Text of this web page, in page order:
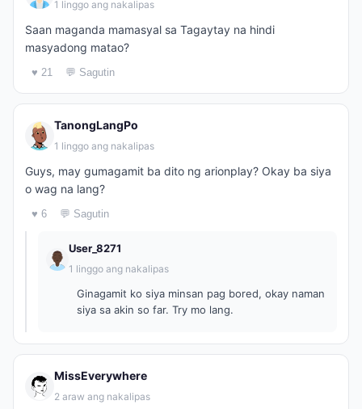
1 linggo ang nakalipas
Saan maganda mamasyal sa Tagaytay na hindi
masyadong matao?
♥ 21 💬 Sagutin
TanongLangPo
1 linggo ang nakalipas
Guys, may gumagamit ba dito ng arionplay? Okay ba siya
o wag na lang?
♥ 6 💬 Sagutin
User_8271
1 linggo ang nakalipas
Ginagamit ko siya minsan pag bored, okay naman
siya sa akin so far. Try mo lang.
MissEverywhere
2 araw ang nakalipas